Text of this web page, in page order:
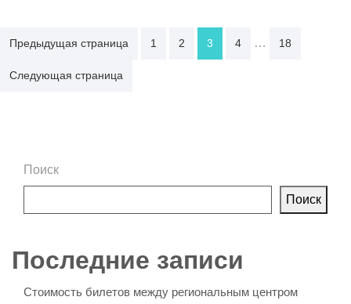
Пагинация
записей
Предыдущая страница 1 2 3 4 18
Следующая страница
Поиск
Поиск
Последние записи
Стоимость билетов между региональным центром